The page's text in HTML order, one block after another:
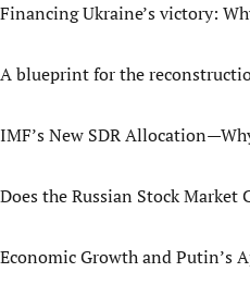
Financing Ukraine’s victory:
A blueprint for the
IMF’s New SDR
Does the Russian Stock Market
Economic Growth and Putin’s